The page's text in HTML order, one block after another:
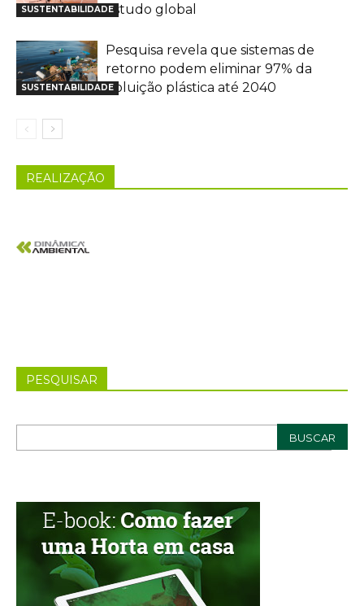
SUSTENTABILIDADEestudo global
SUSTENTABILIDADE
Pesquisa revela que sistemas de
retorno podem eliminar 97% da
poluição plástica até 2040
REALIZAÇÃO
PESQUISAR